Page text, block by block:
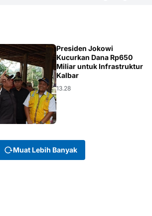
Presiden Jokowi
Kucurkan Dana Rp650
Miliar untuk Infrastruktur
Kalbar
13.28
Muat Lebih Banyak